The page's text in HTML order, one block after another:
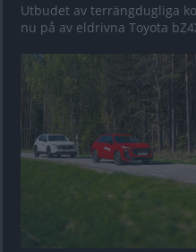
Utbudet av terrängdugliga
nu på av eldrivna Toyota